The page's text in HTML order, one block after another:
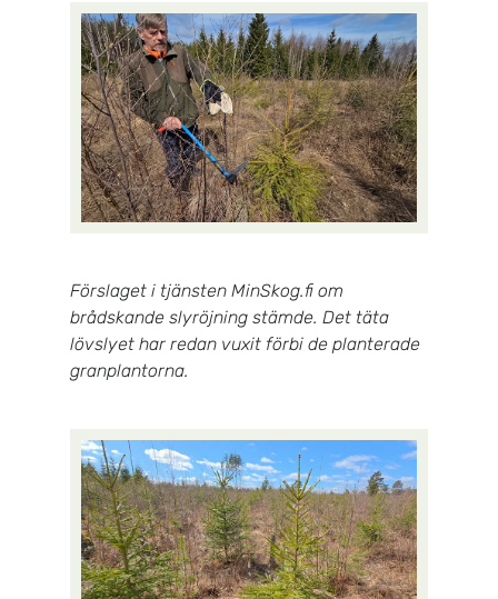
Förslaget i tjänsten MinSkog.fi om
brådskande slyröjning stämde. Det täta
lövslyet har redan vuxit förbi de planterade
granplantorna.